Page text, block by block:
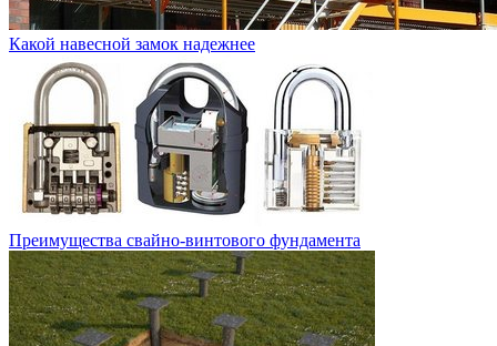
Какой навесной замок надежнее
Преимущества свайно-винтового фундамента